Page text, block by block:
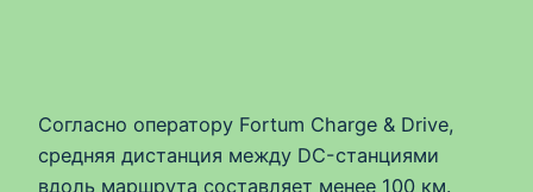
Согласно оператору Fortum Charge & Drive,
средняя дистанция между DC-станциями
вдоль маршрута составляет менее 100 км.